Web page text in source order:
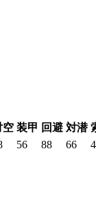
空 装甲 回避 対潜
56 88 66